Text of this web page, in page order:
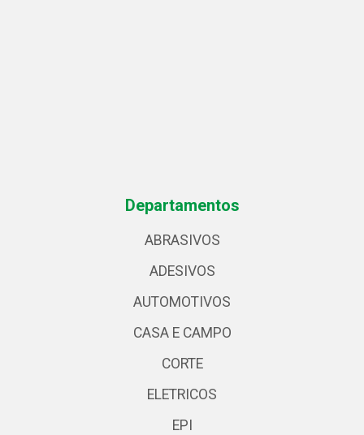
Departamentos
ABRASIVOS
ADESIVOS
AUTOMOTIVOS
CASA E CAMPO
CORTE
ELETRICOS
EPI